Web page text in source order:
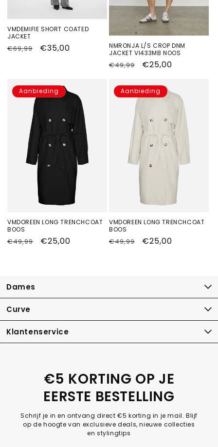
VMDEMIFIE SHORT COATED
JACKET
Normale
€69,99 Aanbiedingsprijs
€35,00
NMRONJA L/S CROP DNM
JACKET VI433MB NOOS
Normale
€49,99 Aanbiedingsprijs
€25,00
Aanbieding
VMDOREEN LONG TRENCHCOAT
BOOS
Normale
€49,99 Aanbiedingsprijs
€25,00
Aanbieding
VMDOREEN LONG TRENCHCOAT
BOOS
Normale
€49,99 Aanbiedingsprijs
€25,00
Dames
Curve
Klantenservice
€5 KORTING OP JE
EERSTE BESTELLING
Schrijf je in en ontvang direct €5 korting in je mail. Blijf
op de hoogte van exclusieve deals, nieuwe collecties
en stylingtips